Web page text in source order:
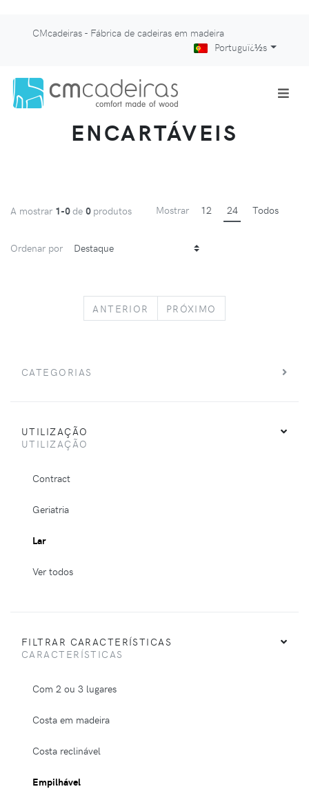
CMcadeiras - Fábrica de cadeiras em madeira
Portuguï¿½s
ENCARTÁVEIS
A mostrar 1-0de 0 produtos Mostrar 12 24 Todos
Ordenar por
ANTERIOR PREVIOUS
PRÓXIMO
CATEGORIAS
UTILIZAÇÃO
UTILIZAÇÃO
Contract
Geriatria
Lar
Ver todos
FILTRAR CARACTERÍSTICAS
CARACTERÍSTICAS
Com 2 ou 3 lugares
Costa em madeira
Costa reclinável
Empilhável